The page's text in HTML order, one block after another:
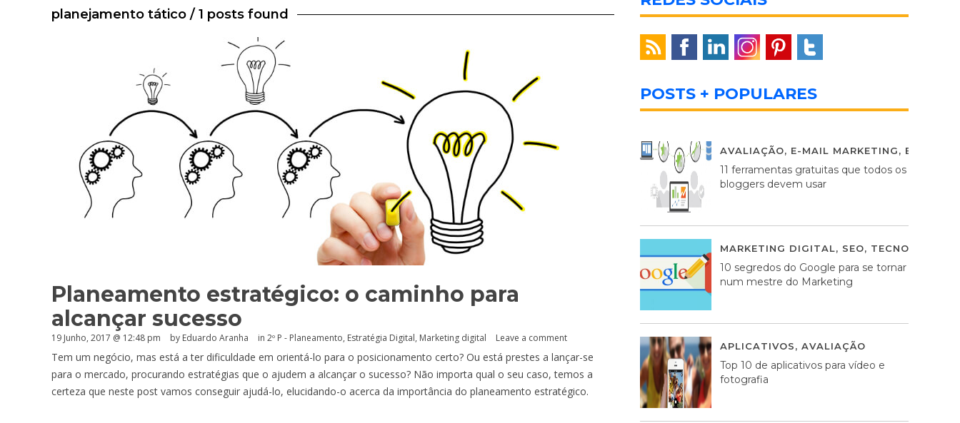
planejamento tático / 1 posts found
Planeamento estratégico: o caminho para
alcançar sucesso
19 Junho, 2017 @ 12:48 pm by Eduardo Aranha in 2º P - Planeamento, Estratégia Digital, Marketing digital Leave a comment
Tem um negócio, mas está a ter dificuldade em orientá-lo para o posicionamento certo? Ou está prestes a lançar-se
para o mercado, procurando estratégias que o ajudem a alcançar o sucesso? Não importa qual o seu caso, temos a
certeza que neste post vamos conseguir ajudá-lo, elucidando-o acerca da importância do planeamento estratégico.
POSTS + POPULARES
AVALIAÇÃO, E-MAIL MARKETING,
11 ferramentas gratuitas que todos os
bloggers devem usar
MARKETING DIGITAL, SEO, TECNOLOGIA
10 segredos do Google para se tornar
num mestre do Marketing
APLICATIVOS, AVALIAÇÃO
Top 10 de aplicativos para vídeo e
fotografia